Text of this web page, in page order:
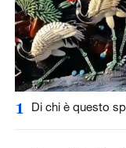
1 Di chi è questo